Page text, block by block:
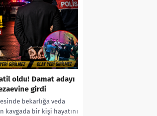
oldu! Damat adayı
girdi
bekarlığa veda
kavgada bir kişi hayatını